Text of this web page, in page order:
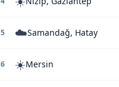
5 ☁️Samandağ, Hatay
6 ☀️Mersin